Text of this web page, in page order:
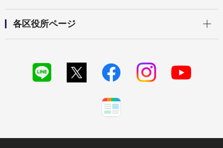
各区役所ページ